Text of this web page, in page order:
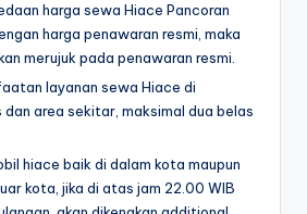
harga sewa Hiace Pancoran
harga penawaran resmi, maka
merujuk pada penawaran resmi.
layanan sewa Hiace di
dan area sekitar, maksimal dua belas
hiace baik di dalam kota maupun
kota, jika di atas jam 22.00 WIB